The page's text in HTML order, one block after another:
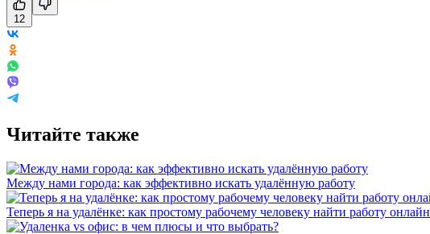
12
Читайте также
Между нами города: как эффективно искать удалённую работу
Теперь я на удалёнке: как простому рабочему человеку найти работу онлайн